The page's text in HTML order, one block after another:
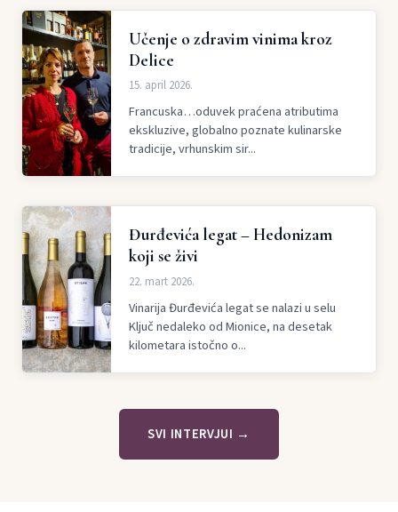
Učenje o zdravim vinima kroz
Delice
15. april 2026.
Francuska…oduvek praćena atributima
ekskluzive, globalno poznate kulinarske
tradicije, vrhunskim sir...
Đurđevića legat – Hedonizam
koji se živi
22. mart 2026.
Vinarija Đurđevića legat se nalazi u selu
Ključ nedaleko od Mionice, na desetak
kilometara istočno o...
SVI INTERVJUI →